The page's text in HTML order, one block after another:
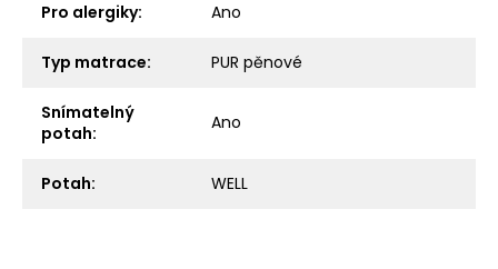
Pro alergiky: Ano
Typ matrace: PUR pěnové
Snímatelný
potah: Ano
Potah: WELL